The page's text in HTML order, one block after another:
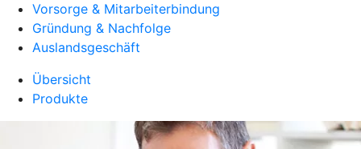
Vorsorge & Mitarbeiterbindung
Gründung & Nachfolge
Auslandsgeschäft
Übersicht
Produkte